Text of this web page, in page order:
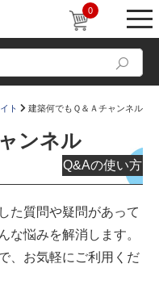
0
ショールーム
ラム
計士インタビュー
ト 建築何でもＱ＆Ａチャンネル
ンネル
Q&Aの使い方
た質問や疑問があって
な悩みを解消します。
、お気軽にご利用くだ